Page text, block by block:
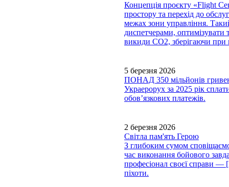
Концепція проєкту «Flight
простору та перехід до
межах зони управління.
диспетчерами, оптимізувати
викиди CO2, зберігаючи при
5 березня 2026
ПОНАД 350 мільйонів
Украерорух за 2025 рік
обов’язкових платежів.
2 березня 2026
Світла пам'ять Герою
З глибоким сумом
час виконання бойового
професіонал своєї справи
піхоти.